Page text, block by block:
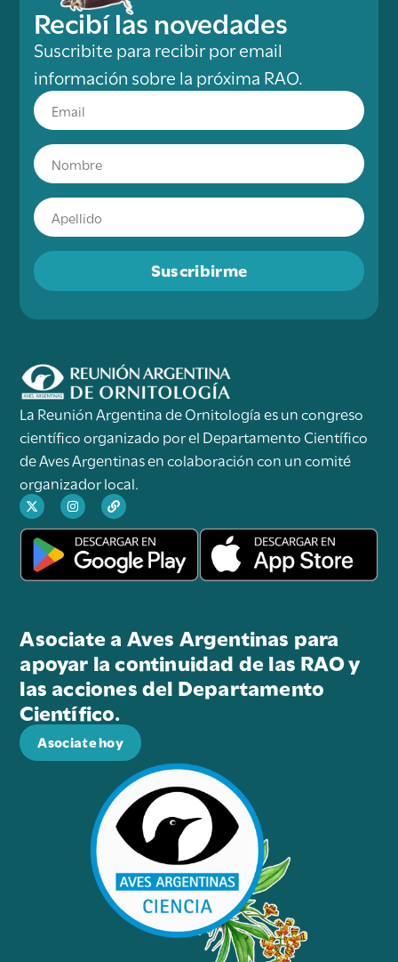
Recibí las novedades
Suscribite para recibir por email
información sobre la próxima RAO.
Suscribirme
La Reunión Argentina de Ornitología es un congreso
científico organizado por el Departamento Científico
de Aves Argentinas en colaboración con un comité
organizador local.
Asociate a Aves Argentinas para
apoyar la continuidad de las RAO y
las acciones del Departamento
Científico.
Asociate hoy